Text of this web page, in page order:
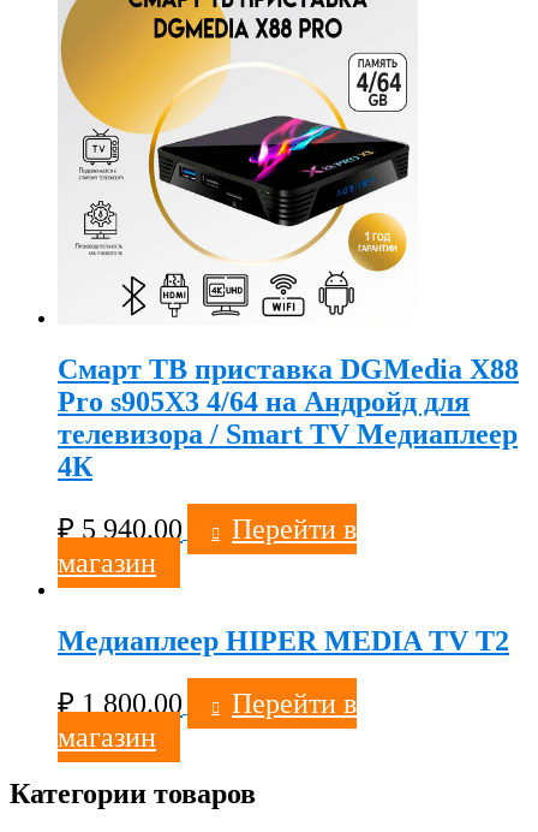
Смарт ТВ приставка DGMedia X88
Pro s905X3 4/64 на Андройд для
телевизора / Smart TV Медиаплеер
4К
₽5 940.00
Перейти в
магазин
Медиаплеер HIPER MEDIA TV T2
₽ 1 800.00
Перейти в
магазин
Категории товаров